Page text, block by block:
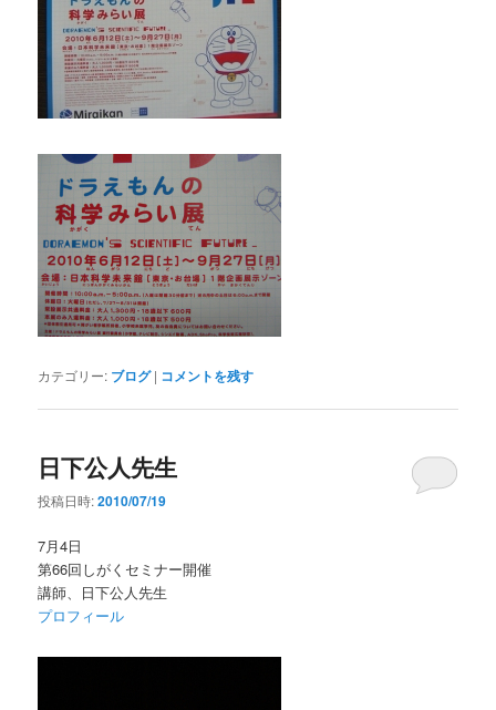
カテゴリー: ブログ | コメントを残す
日下公人先生
投稿日時:2010/07/19
7月4日
第66回しがくセミナー開催
講師、日下公人先生
プロフィール